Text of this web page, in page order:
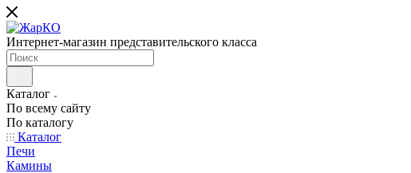
Интернет-магазин представительского класса
Каталог
По всему сайту
По каталогу
Каталог
Печи
Камины